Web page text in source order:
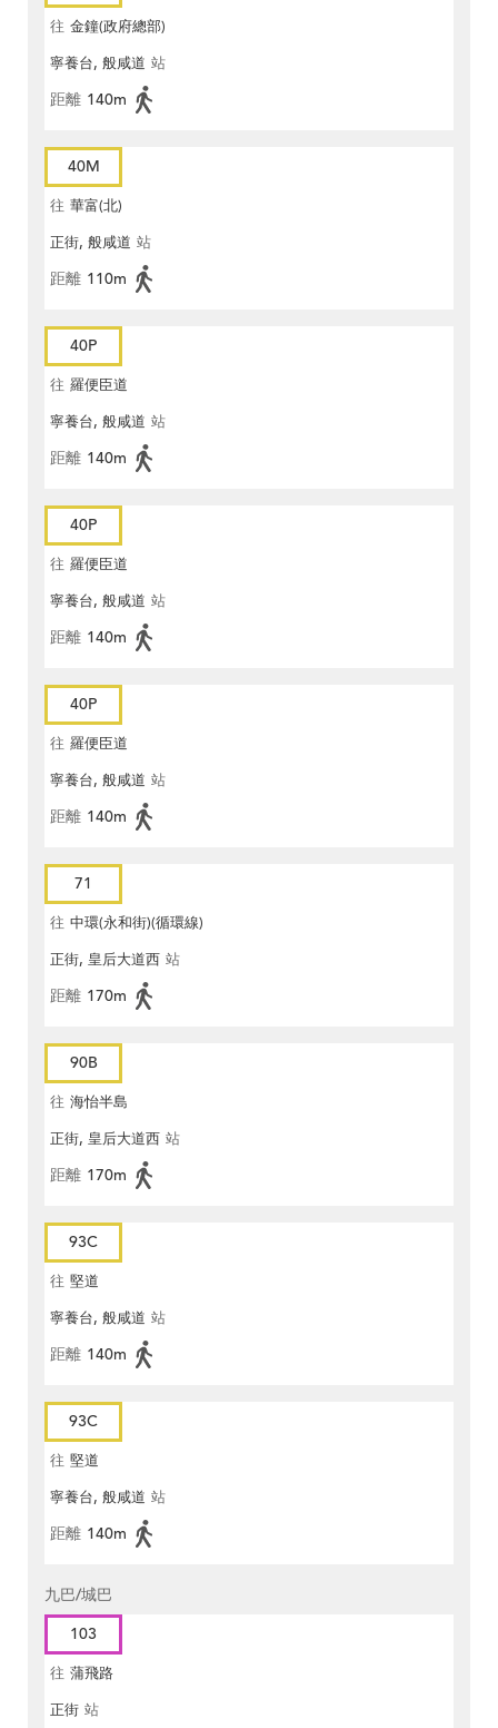
往 金鐘(政府總部)
寧養台, 般咸道 站
距離 140m
40M
往 華富(北)
正街, 般咸道 站
距離 110m
40P
往 羅便臣道
寧養台, 般咸道 站
距離 140m
40P
往 羅便臣道
寧養台, 般咸道 站
距離 140m
40P
往 羅便臣道
寧養台, 般咸道 站
距離 140m
71
往 中環(永和街)(循環線)
正街, 皇后大道西 站
距離 170m
90B
往 海怡半島
正街, 皇后大道西 站
距離 170m
93C
往 堅道
寧養台, 般咸道 站
距離 140m
93C
往 堅道
寧養台, 般咸道 站
距離 140m
九巴/城巴
103
往 蒲飛路
正街 站